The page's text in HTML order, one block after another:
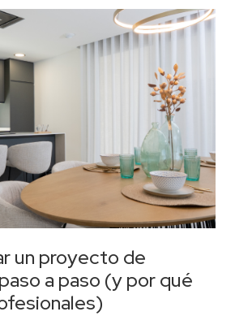
un proyecto de
a paso (y por qué